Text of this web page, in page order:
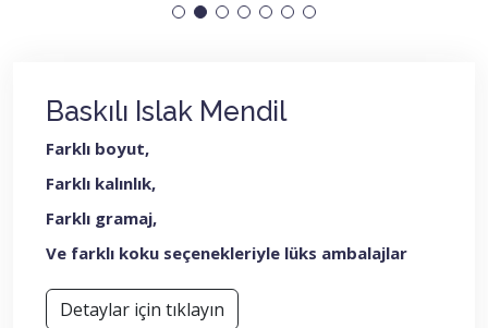
Baskılı Islak Mendil
Farklı boyut,
Farklı kalınlık,
Farklı gramaj,
Ve farklı koku seçenekleriyle lüks ambalajlar
Detaylar için tıklayın